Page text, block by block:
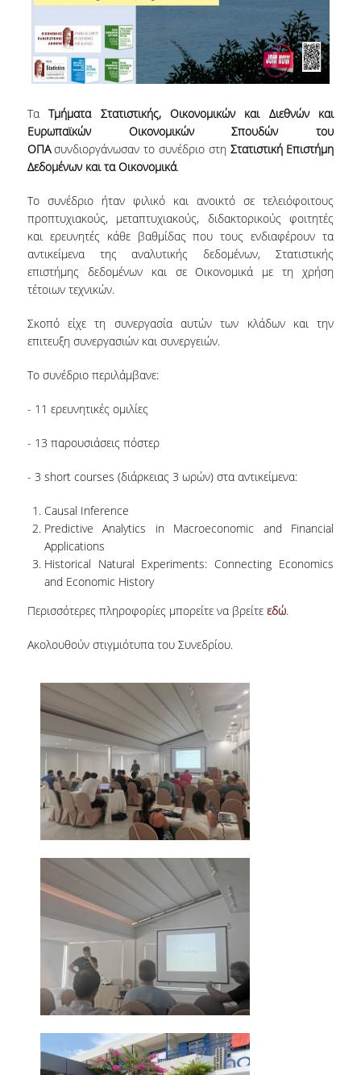
ΕΠΙΣΤΗΜΟΝΙΚΟΙ ΣΥΝΕΡΓΑΤΕΣ
Ε.Τ.Ε.Π
ΜΗΤΡΩΑ
ΠΡΟΠΤΥΧΙΑΚΕΣ ΣΠΟΥΔΕΣ
ΟΔΗΓΟΣ ΣΠΟΥΔΩΝ
ΠΡΟΓΡΑΜΜΑ ΚΑΙ ΚΑΤΕΥΘΥΝΣΕΙΣ ΣΠΟΥΔΩΝ
ΜΑΘΗΜΑΤΑ ΠΡΟΓΡΑΜΜΑΤΟΣ ΣΠΟΥΔΩΝ
ΑΛΛΑ ΤΜΗΜΑΤΑ
ΔΗΛΩΣΕΙΣ ΜΑΘΗΜΑΤΩΝ
ΠΡΟΓΡΑΜΜΑ ERASMUS+
ΠΡΑΚΤΙΚΗ ΑΣΚΗΣΗ
ΓΕΝΙΚΕΣ ΠΛΗΡΟΦΟΡΙΕΣ
ΑΝΑΚΟΙΝΩΣΕΙΣ ΠΡΑΚΤΙΚΗΣ ΑΣΚΗΣΗΣ
ΚΑΘΗΓΗΤΕΣ-ΣΥΜΒΟΥΛΟΙ ΣΠΟΥΔΩΝ
ΒΕΒΑΙΩΣΗ ΓΝΩΣΗΣ ΠΛΗΡΟΦΟΡΙΚΗΣ ΚΑΙ
ΠΡΟΓΡΑΜΜΑ ΣΠΟΥΔΩΝ ΣΤΙΣ ΕΠΙΣΤΗΜΕΣ
ΤΗΣ ΑΓΩΓΗΣ ΚΑΙ ΤΗΣ ΕΚΠΑΙΔΕΥΣΗΣ
ΜΕΤΑΠΤΥΧΙΑΚΕΣ ΣΠΟΥΔΕΣ
ΠΛΗΡΟΥΣ ΦΟΙΤΗΣΗΣ
ΜΕΡΙΚΗΣ ΦΟΙΤΗΣΗΣ
ΔΙΑΣΦΑΛΙΣΗ ΠΟΙΟΤΗΤΑΣ
ΠΟΛΙΤΙΚΗ ΠΟΙΟΤΗΤΑΣ
ΣΤΡΑΤΗΓΙΚΗ ΠΡΟΠΤΥΧΙΑΚΟΥ
ΠΡΟΓΡΑΜΜΑΤΟΣ ΤΜΗΜΑΤΟΣ
ΔΕΔΟΜΕΝΑ ΠΟΙΟΤΗΤΑΣ
ΠΙΣΤΟΠΟΙΗΣΗ
ΑΞΙΟΛΟΓΗΣΗ
ΤαΤμήματα Στατιστικής, Οικονομικών και Διεθνών και
Ευρωπαϊκών Οικονομικών Σπουδών του
ΟΠΑσυνδιοργάνωσαν το συνέδριο στη Στατιστική Επιστήμη
Δεδομένων και τα Οικονομικά.
Το συνέδριο ήταν φιλικό και ανοικτό σε τελειόφοιτους
προπτυχιακούς, μεταπτυχιακούς, διδακτορικούς φοιτητές
και ερευνητές κάθε βαθμίδας που τους ενδιαφέρουν τα
αντικείμενα της αναλυτικής δεδομένων, Στατιστικής
επιστήμης δεδομένων και σε Οικονομικά με τη χρήση
τέτοιων τεχνικών.
Σκοπό είχε τη συνεργασία αυτών των κλάδων και την
επιτευξη συνεργασιών και συνεργειών.
Το συνέδριο περιλάμβανε:
- 11 ερευνητικές ομιλίες
- 13 παρουσιάσεις πόστερ
- 3 short courses (διάρκειας 3 ωρών) στα αντικείμενα:
Causal Inference
Predictive Analytics in Macroeconomic and Financial
Applications
Historical Natural Experiments: Connecting Economics
and Economic History
Περισσότερες πληροφορίες μπορείτε να βρείτε εδώ.
Ακολουθούν στιγμιότυπα του Συνεδρίου.